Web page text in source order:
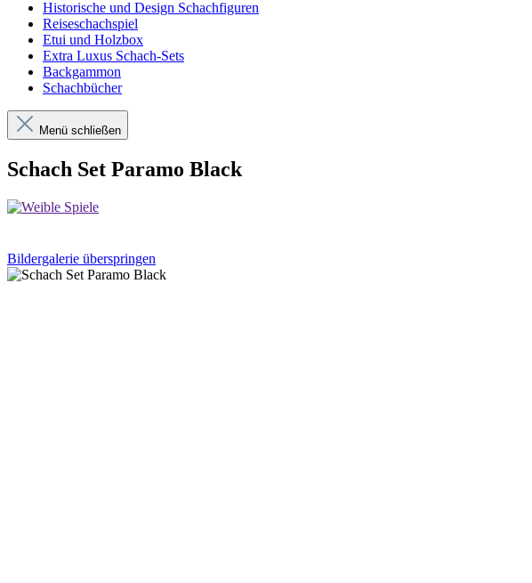
Historische und Design Schachfiguren
Reiseschachspiel
Etui und Holzbox
Extra Luxus Schach-Sets
Backgammon
Schachbücher
Menü schließen
Schach Set Paramo Black
Bildergalerie überspringen